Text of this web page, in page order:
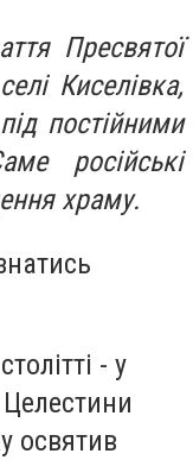
Пресвятої
Киселівка,
постійними
російські
храму.
- у
освятив